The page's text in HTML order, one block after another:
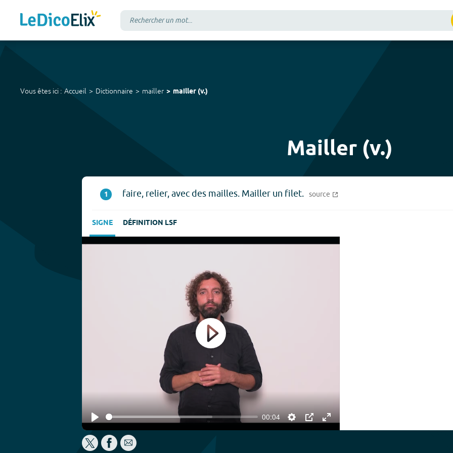
Vous êtes ici : Accueil Dictionnaire mailler mailler (v.)
Mailler (v.)
1 faire, relier, avec des mailles. Mailler un filet. source
SIGNE DÉFINITION LSF
Play
00:04
Settings
PIP Enter
Play